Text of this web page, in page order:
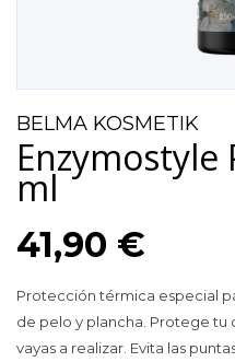
BELMA KOSMETIK
Enzymostyle
ml
41,90 €
Protección térmica especial
de pelo y plancha. Protege
vayas a realizar. Evita las